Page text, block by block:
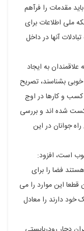
مقدمات را فرآهم
ملی اطلاعات برای
آنها در داخل
به ایجاد
بشناسند، تصریح
و کارها در اوج
شده اند و بررسی
جوانان در این
است، افزود:
فضا را برای
قطعا این موارد را می
خود دارند را معادل